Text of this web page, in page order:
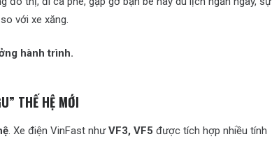
với xe xăng.
hành trình.
THẾ HỆ MỚI
. Xe điện VinFast nhưVF3, VF5 được tích hợp nhiều tính